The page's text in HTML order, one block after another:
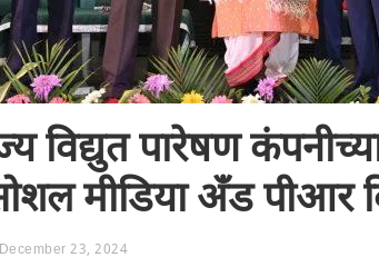
विद्युत पारेषण
सोशल मीडिया अँड पीआर
December 23, 2024